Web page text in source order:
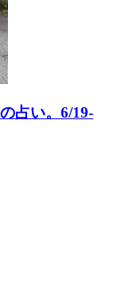
占い。6/19-